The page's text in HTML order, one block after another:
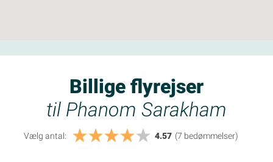
Billige flyrejser
til Phanom Sarakham
Vælg antal: 4.57 (7 bedømmelser)